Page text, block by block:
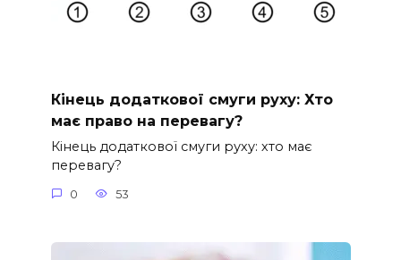
Кінець додаткової смуги руху: Хто
має право на перевагу?
Кінець додаткової смуги руху: хто має
перевагу?
0 53